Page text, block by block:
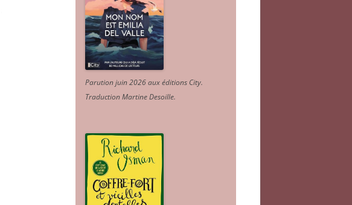
Parution juin 2026 aux éditions City.
Traduction Martine Desoille.